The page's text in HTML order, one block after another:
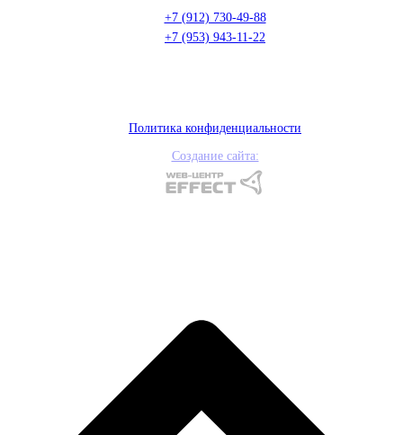
+7 (912) 730-49-88
+7 (953) 943-11-22
Политика конфиденциальности
Создание сайта: